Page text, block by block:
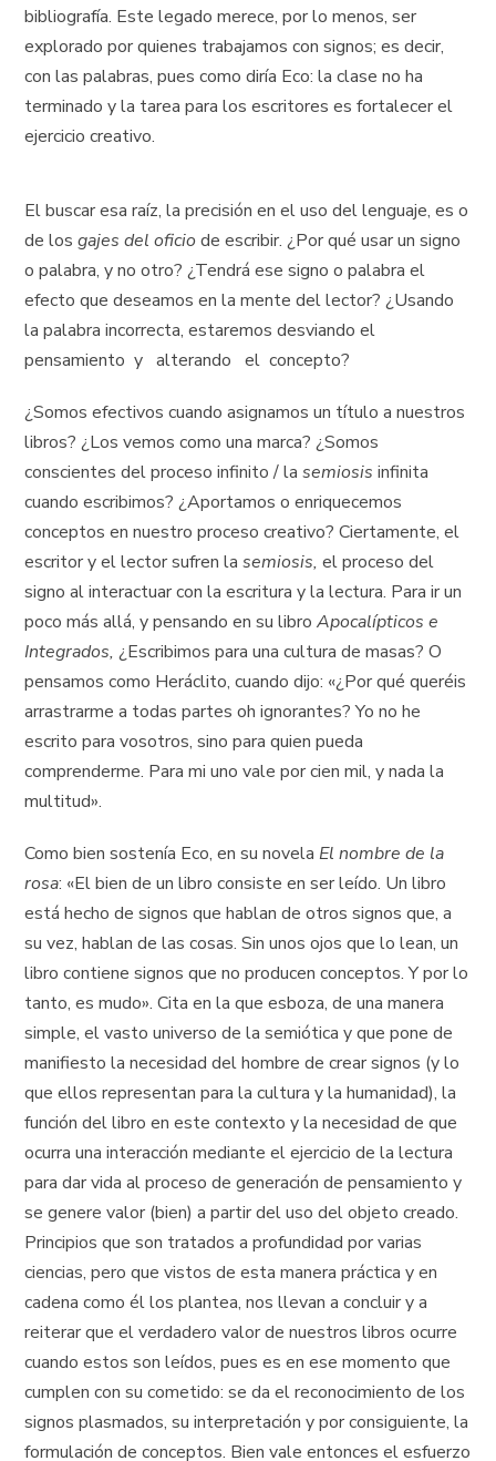
bibliografía. Este legado merece, por lo menos, ser
explorado por quienes trabajamos con signos; es decir,
con las palabras, pues como diría Eco: la clase no ha
terminado y la tarea para los escritores es fortalecer el
ejercicio creativo.
El buscar esa raíz, la precisión en el uso del lenguaje, es o
de losgajes del oficiode escribir. ¿Por qué usar un signo
o palabra, y no otro? ¿Tendrá ese signo o palabra el
efecto que deseamos en la mente del lector? ¿Usando
la palabra incorrecta, estaremos desviando el
pensamiento y alterando el concepto?
¿Somos efectivos cuando asignamos un título a nuestros
libros? ¿Los vemos como una marca? ¿Somos
conscientes del proceso infinito / lasemiosisinfinita
cuando escribimos? ¿Aportamos o enriquecemos
conceptos en nuestro proceso creativo? Ciertamente, el
escritor y el lector sufren lasemiosis,el proceso del
signo al interactuar con la escritura y la lectura. Para ir un
poco más allá, y pensando en su libroApocalípticos e
Integrados,¿Escribimos para una cultura de masas? O
pensamos como Heráclito, cuando dijo: «¿Por qué queréis
arrastrarme a todas partes oh ignorantes? Yo no he
escrito para vosotros, sino para quien pueda
comprenderme. Para mi uno vale por cien mil, y nada la
multitud».
Como bien sostenía Eco, en su novelaEl nombre de la
rosa: «El bien de un libro consiste en ser leído. Un libro
está hecho de signos que hablan de otros signos que, a
su vez, hablan de las cosas. Sin unos ojos que lo lean, un
libro contiene signos que no producen conceptos. Y por lo
tanto, es mudo». Cita en la que esboza, de una manera
simple, el vasto universo de la semiótica y que pone de
manifiesto la necesidad del hombre de crear signos (y lo
que ellos representan para la cultura y la humanidad), la
función del libro en este contexto y la necesidad de que
ocurra una interacción mediante el ejercicio de la lectura
para dar vida al proceso de generación de pensamiento y
se genere valor (bien) a partir del uso del objeto creado.
Principios que son tratados a profundidad por varias
ciencias, pero que vistos de esta manera práctica y en
cadena como él los plantea, nos llevan a concluir y a
reiterar que el verdadero valor de nuestros libros ocurre
cuando estos son leídos, pues es en ese momento que
cumplen con su cometido: se da el reconocimiento de los
signos plasmados, su interpretación y por consiguiente, la
formulación de conceptos. Bien vale entonces el esfuerzo